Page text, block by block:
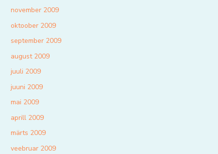
november 2009
oktoober 2009
september 2009
august 2009
juuli 2009
juuni 2009
mai 2009
aprill 2009
märts 2009
veebruar 2009